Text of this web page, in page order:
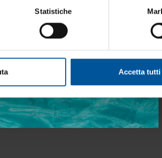
Statistiche
Accetta tutti
Fascetta nylon nero mm.290x7,6
€ 23,25 € 19,76